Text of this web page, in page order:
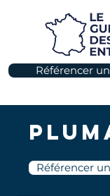
Référencer
Référencer